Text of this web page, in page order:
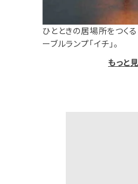
ひとときの居場所をつく
ーブルランプ「イチ」。
もっと